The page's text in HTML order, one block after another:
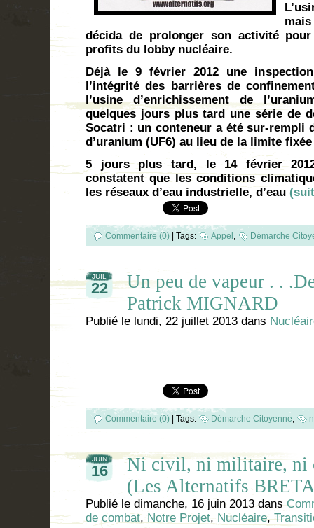
mais
décida de prolonger son activité
profits du lobby nucléaire.
Déjà le 9 février 2012 une
l’intégrité des barrières de
l’usine d’enrichissement de
quelques jours plus tard une série de
Socatri : un conteneur a été sur-rempli
d’uranium (UF6) au lieu de la limite
5 jours plus tard, le 14 février
constatent que les conditions
les réseaux d’eau industrielle, d’eau
Commentaire (0) Tags: Appel , Démarche
JUIL
22
Un peu de vapeur . .
Patrick MIGNARD
Publié le lundi, 22 juillet 2013 dans
Commentaire (0) Tags: Démarche Citoyenne,
JUIN
16
Ni civil, ni militaire, ni
(Les Alternatifs
Publié le dimanche, 16 juin 2013 dans
de combat,Notre Projet, Nucléaire,